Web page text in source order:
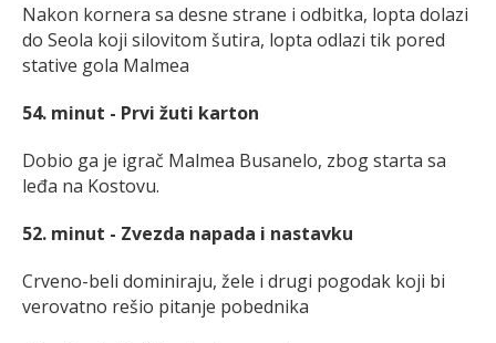
Nakon kornera sa desne strane i odbitka, lopta dolazi
do Seola koji silovitom šutira, lopta odlazi tik pored
stative gola Malmea
54. minut - Prvi žuti karton
Dobio ga je igrač Malmea Busanelo, zbog starta sa
leđa na Kostovu.
52. minut - Zvezda napada i nastavku
Crveno-beli dominiraju, žele i drugi pogodak koji bi
verovatno rešio pitanje pobednika